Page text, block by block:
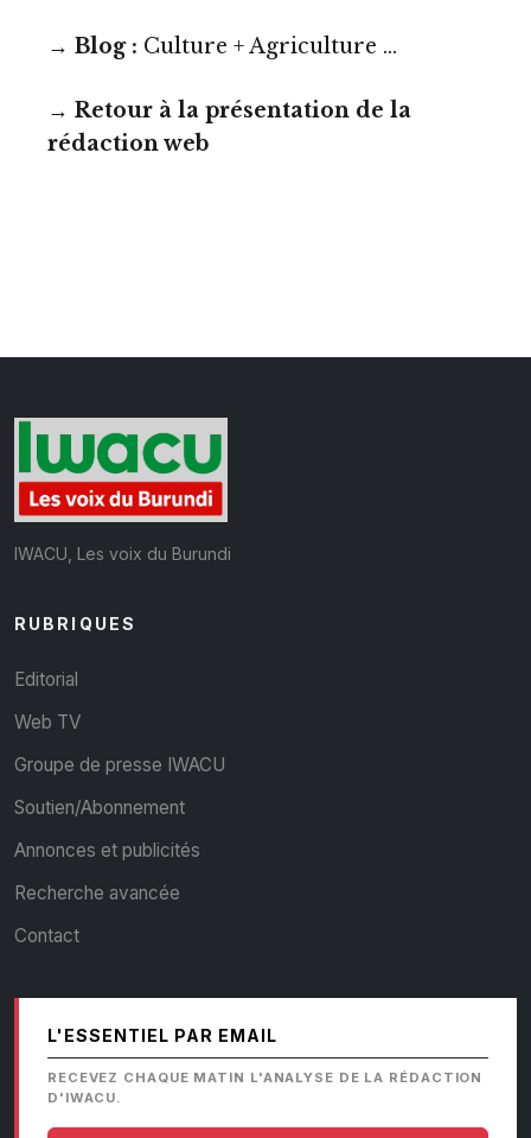
→ Blog : Culture + Agriculture …
→ Retour à la présentation de la
rédaction web
IWACU, Les voix du Burundi
RUBRIQUES
Editorial
Web TV
Groupe de presse IWACU
Soutien/Abonnement
Annonces et publicités
Recherche avancée
Contact
L'ESSENTIEL PAR EMAIL
RECEVEZ CHAQUE MATIN L'ANALYSE DE LA RÉDACTION
D'IWACU.